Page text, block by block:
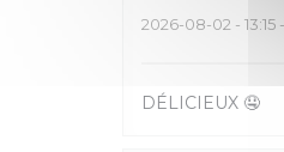
2026-08-02 -
DÉLICIEUX 🤤